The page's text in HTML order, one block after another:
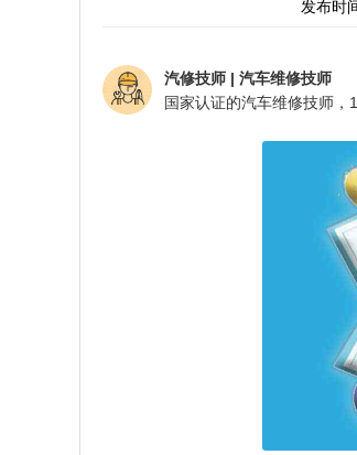
发布时
汽修技师 | 汽车维修技师